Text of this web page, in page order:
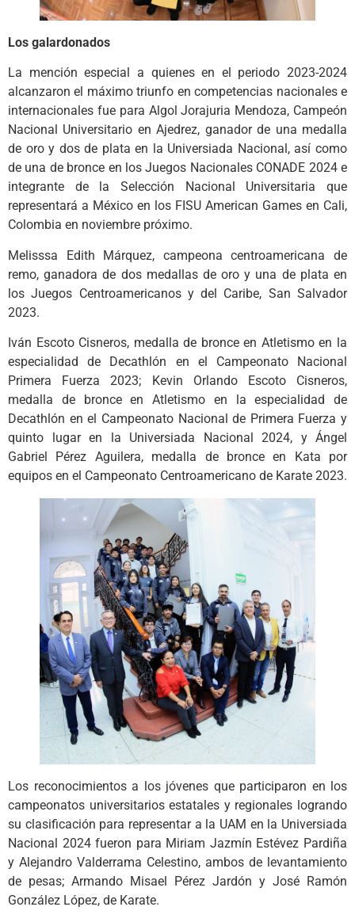
Los galardonados
La mención especial a quienes en el periodo 2023-2024
alcanzaron el máximo triunfo en competencias nacionales e
internacionales fue para Algol Jorajuria Mendoza, Campeón
Nacional Universitario en Ajedrez, ganador de una medalla
de oro y dos de plata en la Universiada Nacional, así como
de una de bronce en los Juegos Nacionales CONADE 2024 e
integrante de la Selección Nacional Universitaria que
representará a México en los FISU American Games en Cali,
Colombia en noviembre próximo.
Melisssa Edith Márquez, campeona centroamericana de
remo, ganadora de dos medallas de oro y una de plata en
los Juegos Centroamericanos y del Caribe, San Salvador
2023.
Iván Escoto Cisneros, medalla de bronce en Atletismo en la
especialidad de Decathlón en el Campeonato Nacional
Primera Fuerza 2023; Kevin Orlando Escoto Cisneros,
medalla de bronce en Atletismo en la especialidad de
Decathlón en el Campeonato Nacional de Primera Fuerza y
quinto lugar en la Universiada Nacional 2024, y Ángel
Gabriel Pérez Aguilera, medalla de bronce en Kata por
equipos en el Campeonato Centroamericano de Karate 2023.
Los reconocimientos a los jóvenes que participaron en los
campeonatos universitarios estatales y regionales logrando
su clasificación para representar a la UAM en la Universiada
Nacional 2024 fueron para Miriam Jazmín Estévez Pardiña
y Alejandro Valderrama Celestino, ambos de levantamiento
de pesas; Armando Misael Pérez Jardón y José Ramón
González López, de Karate.